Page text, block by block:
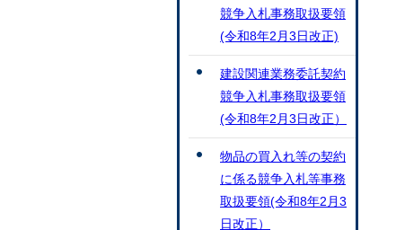
競争入札事務取扱要領
(令和8年2月3日改正)
建設関連業務委託契約
競争入札事務取扱要領
(令和8年2月3日改正）
物品の買入れ等の契約
に係る競争入札等事務
取扱要領(令和8年2月3
日改正）